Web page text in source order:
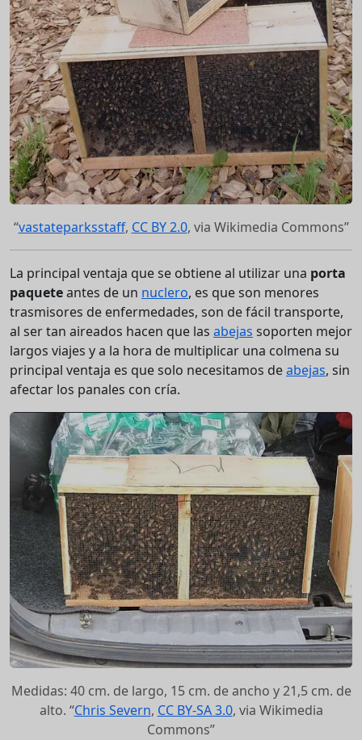
vastateparksstaff, CC BY 2.0, via Wikimedia Commons
La principal ventaja que se obtiene al utilizar una porta
paqueteantes de un nuclero, es que son menores
trasmisores de enfermedades, son de fácil transporte,
al ser tan aireados hacen que las abejas soporten mejor
largos viajes y a la hora de multiplicar una colmena su
principal ventaja es que solo necesitamos deabejas, sin
afectar los panales con cría.
Medidas: 40 cm. de largo, 15 cm. de ancho y 21,5 cm. de
alto. Chris Severn, CC BY-SA 3.0, via Wikimedia
Commons